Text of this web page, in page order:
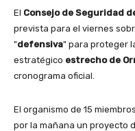
El Consejo de Seguridad
prevista para el viernes
"defensiva" para proteger
estratégico estrecho de
cronograma oficial.
El organismo de 15
por la mañana un proyecto